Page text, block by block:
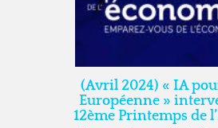
(Avril 2024) « IA
Européenne »
12ème Printemps de